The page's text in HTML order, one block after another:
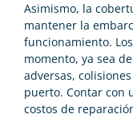
Asimismo, la
mantener la
funcionamiento.
momento, ya sea
adversas,
puerto. Contar con
costos de